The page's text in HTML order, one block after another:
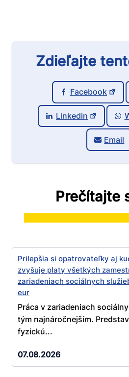
Zdieľajte
Facebook
Linkedin
Email
Prečítajte
Prilepšia si opatrovateľky aj
zvyšuje platy všetkých
zariadeniach sociálnych
eur
Práca v zariadeniach
tým najnáročnejším.
fyzickú...
07.08.2026